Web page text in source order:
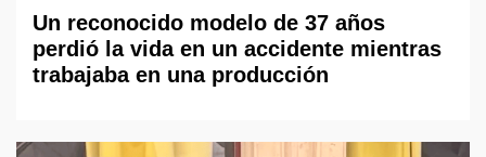
Un reconocido modelo de 37 años
perdió la vida en un accidente mientras
trabajaba en una producción